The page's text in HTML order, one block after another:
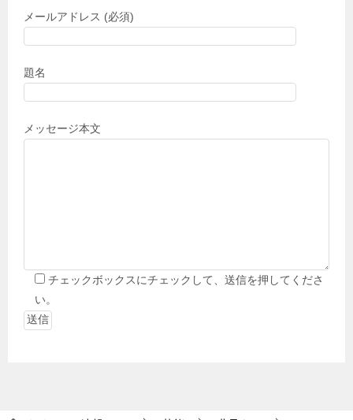
メールアドレス (必須)
題名
メッセージ本文
チェックボックスにチェックして、送信を押してくださ
い。